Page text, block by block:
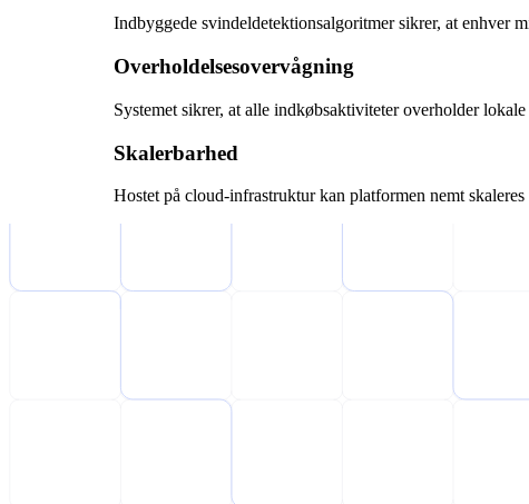
Indbyggede svindeldetektionsalgoritmer sikrer, at enhver
Overholdelsesovervågning
Systemet sikrer, at alle indkøbsaktiviteter overholder
Skalerbarhed
Hostet på cloud-infrastruktur kan platformen nemt